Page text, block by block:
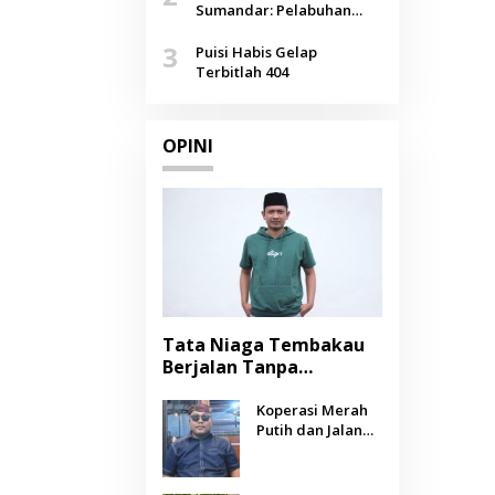
Agustus
Sumandar: Pelabuhan
Selendang Benang Merah
Lombang
3
Puisi Habis Gelap
Terbitlah 404
OPINI
Tata Niaga Tembakau
Berjalan Tanpa
Negara Berpihak
kepada Petani?
Koperasi Merah
Putih dan Jalan